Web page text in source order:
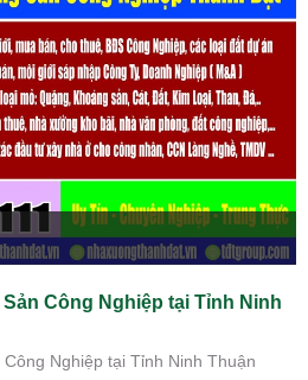
Công Nghiệp tại Tỉnh Ninh
Nghiệp tại Tỉnh Ninh Thuận